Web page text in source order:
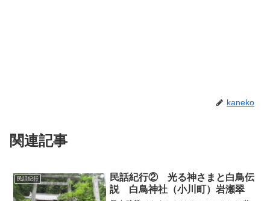
kaneko
関連記事
民話紀行
民話紀行② 光る神さまと白鳥伝
説 白鳥神社（小川町）岩瀬翠